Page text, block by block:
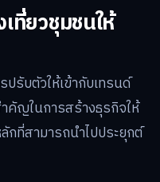
ที่ยวชุมชนให้
รับตัวให้เข้ากับเทรนด์
คัญในการสร้างธุรกิจให้
กที่สามารถนำไปประยุกต์